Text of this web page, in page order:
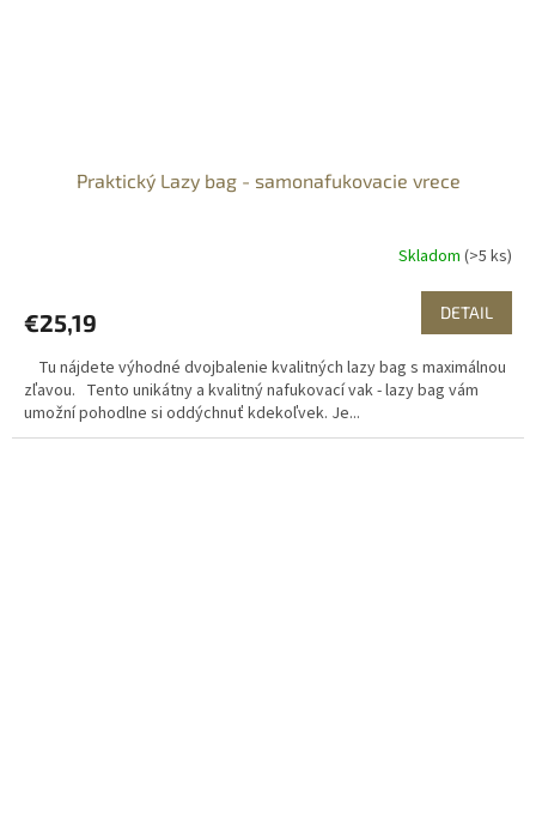
Praktický Lazy bag - samonafukovacie vrece
Skladom (>5 ks)
€25,19 DETAIL
Tu nájdete výhodné dvojbalenie kvalitných lazy bag s maximálnou
zľavou. Tento unikátny a kvalitný nafukovací vak - lazy bag vám
umožní pohodlne si oddýchnuť kdekoľvek. Je...